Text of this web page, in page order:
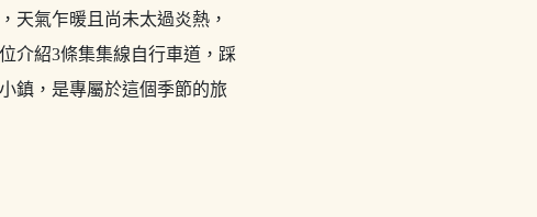
天氣乍暖且尚未太過炎熱，
介紹3條集集線自行車道，踩
鎮，是專屬於這個季節的旅